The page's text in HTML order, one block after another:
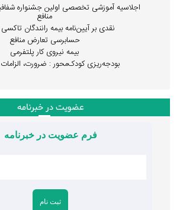
اجلاسیه آموزشی تخصصی اولین جشنواره
منافع
نقدی بر آیین‌نامه بیمه رانندگان تاکسی
حسابرسی تعارض منافع
بیمه نیروی کار پلتفرمی
بودجه‌ریزی کودک‌محور : ضرورت،
عضویت در خبرنامه
فرم عضویت در خبرنامه